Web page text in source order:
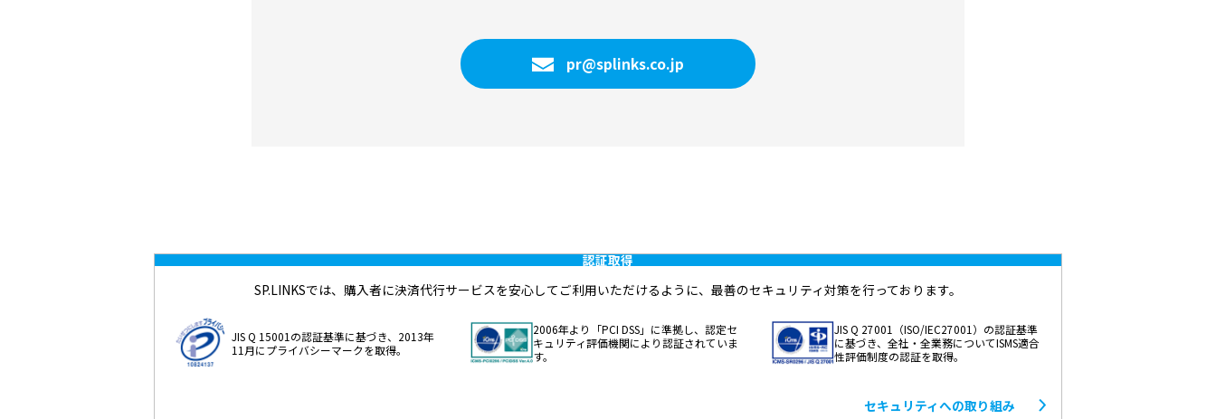
pr@splinks.co.jp
認証取得
SP.LINKSでは、購入者に決済代行サービスを安心してご利用いただけるように、最善のセキュリティ対策を行っております。
JIS Q 15001の認証基準に基づき、2013年
11月にプライバシーマークを取得。
2006年より「PCI DSS」に準拠し、認定セ
キュリティ評価機関により認証されていま
す。
JIS Q 27001（ISO/IEC27001）の認証基準
に基づき、全社・全業務についてISMS適合
性評価制度の認証を取得。
セキュリティへの取り組み